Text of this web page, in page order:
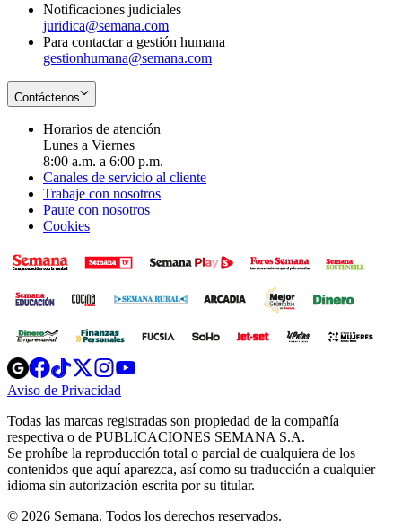
Notificaciones judiciales
juridica@semana.com
Para contactar a gestión humana
gestionhumana@semana.com
Contáctenos
Horarios de atención
Lunes a Viernes
8:00 a.m. a 6:00 p.m.
Canales de servicio al cliente
Trabaje con nosotros
Paute con nosotros
Cookies
Opens
in
new
Opens
in
new
Opens
in
new
window
Opens
new
windowwindow
Aviso de Privacidad
new
window
Todas las marcas registradas son propiedad de la compañía
respectiva o de PUBLICACIONES SEMANA S.A.
Se prohíbe la reproducción total o parcial de cualquiera de los
contenidos que aquí aparezca, así como su traducción a cualquier
idioma sin autorización escrita por su titular.
© 2026 Semana. Todos los derechos reservados.